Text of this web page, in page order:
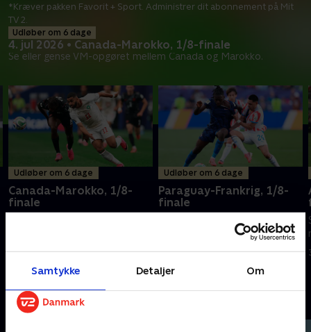
Samtykke Detaljer Om
Udløber om 6 dage
4. jul 2026 • Canada-Marokko, 1/8-finale
Se eller gense VM-opgøret mellem Canada og Marokko.
*Kræver pakken Favorit + Sport. Administrer dit abonnement på Mit
TV 2.
Udløber om 6 dage
Canada-Marokko, 1/8-
finale
4. juli 2026 • 128 min
Udløber om 6 dage
Paraguay-Frankrig, 1/8-
finale
mellem Paraguay og Frankrig.
4. juli 2026 • 109 min
Andre så også